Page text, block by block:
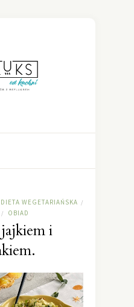
DIETA WEGETARIAŃSKA /
/ OBIAD
jajkiem i